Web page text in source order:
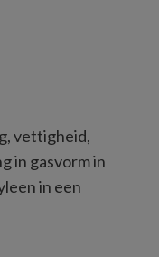
vettigheid,
in gasvorm in
in een